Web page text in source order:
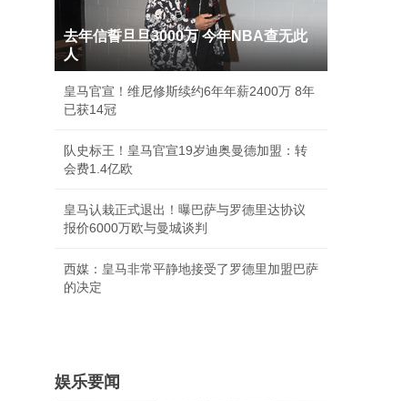
去年信誓旦旦3000万 今年NBA查无此
人
皇马官宣！维尼修斯续约6年年薪2400万 8年
已获14冠
队史标王！皇马官宣19岁迪奥曼德加盟：转
会费1.4亿欧
皇马认栽正式退出！曝巴萨与罗德里达协议
报价6000万欧与曼城谈判
西媒：皇马非常平静地接受了罗德里加盟巴萨
的决定
娱乐要闻